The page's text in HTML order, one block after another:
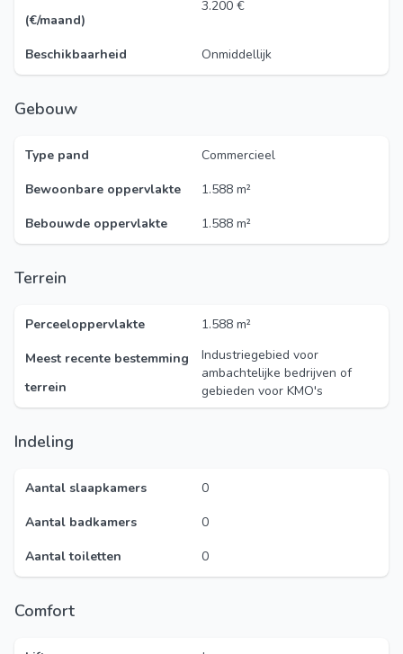
(€/maand)
3.200 €
Beschikbaarheid Onmiddellijk
Gebouw
Type pand
Commercieel
Bewoonbare oppervlakte
1.588 m²
Bebouwde oppervlakte
1.588 m²
Terrein
Perceeloppervlakte
1.588 m²
Meest recente bestemming
terrein
Industriegebied voor
ambachtelijke bedrijven of
gebieden voor KMO's
Indeling
Aantal slaapkamers
0
Aantal badkamers
0
Aantal toiletten
0
Comfort